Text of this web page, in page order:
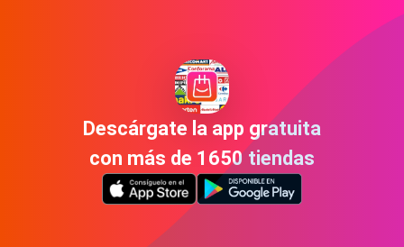
Descárgate la app gratuita
con más de 1650 tiendas